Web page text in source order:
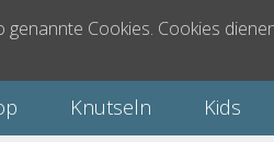
Knutseln Kids
Cookies. Cookies